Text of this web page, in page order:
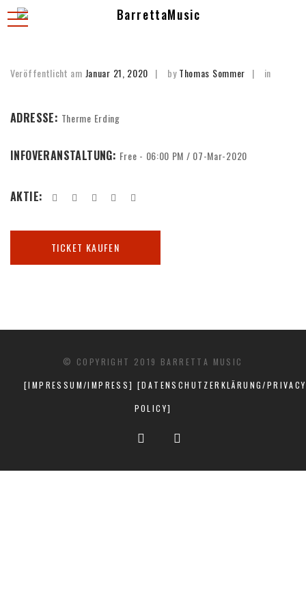
Toggle
navigation
Veröffentlicht am Januar 21, 2020 by Thomas Sommer in
ADRESSE: Therme Erding
INFOVERANSTALTUNG: Free - 06:00 PM / 07-Mar-2020
AKTIE:
TICKET KAUFEN
© COPYRIGHT 2019 BARRETTA MUSIC
[IMPRESSUM/IMPRESS] [DATENSCHUTZERKLÄRUNG/PRIVACY
POLICY]